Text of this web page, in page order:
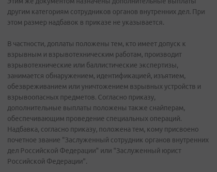
другим категориям сотрудников органов внутренних дел. При
этом размер надбавок в приказе не указывается.
В частности, доплаты положены тем, кто имеет допуск к
взрывным и взрывотехническим работам, производит
взрывотехнические или баллистические экспертизы,
занимается обнаружением, идентификацией, изъятием,
обезвреживанием или уничтожением взрывных устройств и
взрывоопасных предметов. Согласно приказу,
дополнительные выплаты положены также снайперам,
обеспечивающим проведение специальных операций.
Надбавка, согласно приказу, положена тем, кому присвоено
почетное звание "Заслуженный сотрудник органов внутренних
дел Российской Федерации" или "Заслуженный юрист
Российской Федерации".